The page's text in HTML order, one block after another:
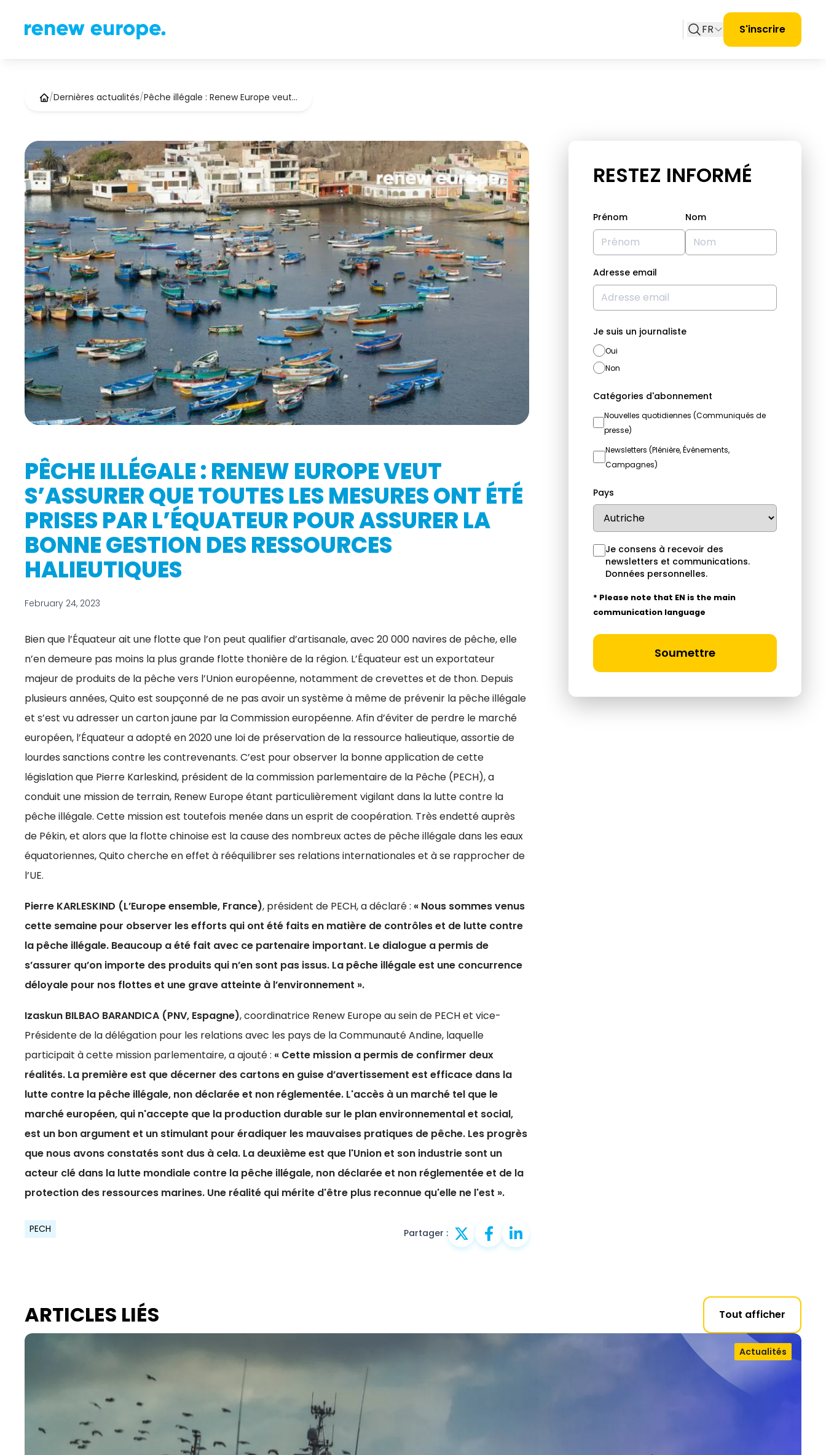
FR S'inscrire
/Dernières actualités/Pêche illégale : Renew Europe veut…
PÊCHE ILLÉGALE : RENEW EUROPE VEUT
S’ASSURER QUE TOUTES LES MESURES ONT ÉTÉ
PRISES PAR L’ÉQUATEUR POUR ASSURER LA
BONNE GESTION DES RESSOURCES
HALIEUTIQUES
February 24, 2023
Bien que l’Équateur ait une flotte que l’on peut qualifier d’artisanale, avec 20 000 navires de pêche, elle
n’en demeure pas moins la plus grande flotte thonière de la région. L’Équateur est un exportateur
majeur de produits de la pêche vers l’Union européenne, notamment de crevettes et de thon. Depuis
plusieurs années, Quito est soupçonné de ne pas avoir un système à même de prévenir la pêche illégale
et s’est vu adresser un carton jaune par la Commission européenne. Afin d’éviter de perdre le marché
européen, l’Équateur a adopté en 2020 une loi de préservation de la ressource halieutique, assortie de
lourdes sanctions contre les contrevenants. C’est pour observer la bonne application de cette
législation que Pierre Karleskind, président de la commission parlementaire de la Pêche (PECH), a
conduit une mission de terrain, Renew Europe étant particulièrement vigilant dans la lutte contre la
pêche illégale. Cette mission est toutefois menée dans un esprit de coopération. Très endetté auprès
de Pékin, et alors que la flotte chinoise est la cause des nombreux actes de pêche illégale dans les eaux
équatoriennes, Quito cherche en effet à rééquilibrer ses relations internationales et à se rapprocher de
l’UE.
Pierre KARLESKIND (L’Europe ensemble, France), président de PECH, a déclaré : « Nous sommes venus
cette semaine pour observer les efforts qui ont été faits en matière de contrôles et de lutte contre
la pêche illégale. Beaucoup a été fait avec ce partenaire important. Le dialogue a permis de
s’assurer qu’on importe des produits qui n’en sont pas issus. La pêche illégale est une concurrence
déloyale pour nos flottes et une grave atteinte à l’environnement ».
Izaskun BILBAO BARANDICA (PNV, Espagne), coordinatrice Renew Europe au sein de PECH et vice-
Présidente de la délégation pour les relations avec les pays de la Communauté Andine, laquelle
participait à cette mission parlementaire, a ajouté : « Cette mission a permis de confirmer deux
réalités. La première est que décerner des cartons en guise d’avertissement est efficace dans la
lutte contre la pêche illégale, non déclarée et non réglementée. L'accès à un marché tel que le
marché européen, qui n'accepte que la production durable sur le plan environnemental et social,
est un bon argument et un stimulant pour éradiquer les mauvaises pratiques de pêche. Les progrès
que nous avons constatés sont dus à cela. La deuxième est que l'Union et son industrie sont un
acteur clé dans la lutte mondiale contre la pêche illégale, non déclarée et non réglementée et de la
protection des ressources marines. Une réalité qui mérite d'être plus reconnue qu'elle ne l'est ».
PECH Partager :
RESTEZ INFORMÉ
Prénom Nom
Adresse email
Je suis un journaliste
Oui
Non
Catégories d'abonnement
Nouvelles quotidiennes (Communiqués de
presse)
Newsletters (Plénière, Événements,
Campagnes)
Pays
Je consens à recevoir des
newsletters et communications.
Données personnelles.
* Please note that EN is the main
communication language
Soumettre
ARTICLES LIÉS Tout afficher
Actualités